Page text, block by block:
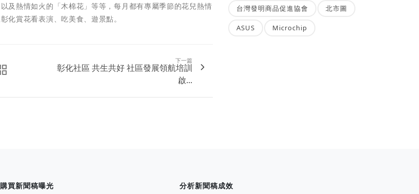
及熱情如火的「木棉花」等等，每月都有專屬季節的花兒熱情
化賞花看表演、吃美食、遊景點。
下一篇
彰化社區 共生共好 社區發展領航培訓
啟...
台灣發明商品促進協會 北市圖
ASUS Microchip
買新聞稿曝光 分析新聞稿成效